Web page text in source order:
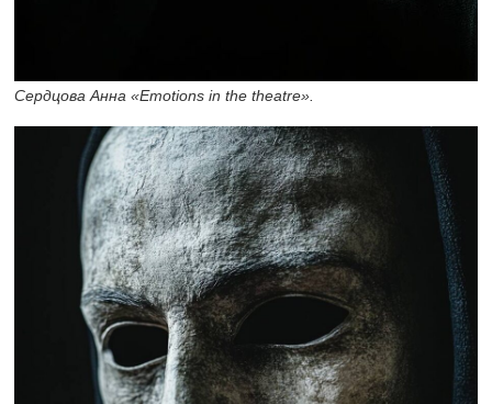
Сердцова Анна «Emotions in the theatre».